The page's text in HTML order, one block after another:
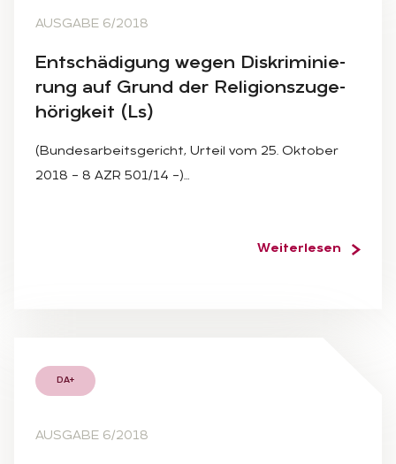
AUSGABE 6/2018
Ent­schä­di­gung we­gen Dis­kri­mi­nie­
rung auf Grund der Re­li­gi­ons­zu­ge­
hö­rig­keit (Ls)
(Bundesarbeitsgericht, Urteil vom 25. Oktober
2018 – 8 AZR 501/14 –)…
Weiterlesen
DA+
AUSGABE 6/2018